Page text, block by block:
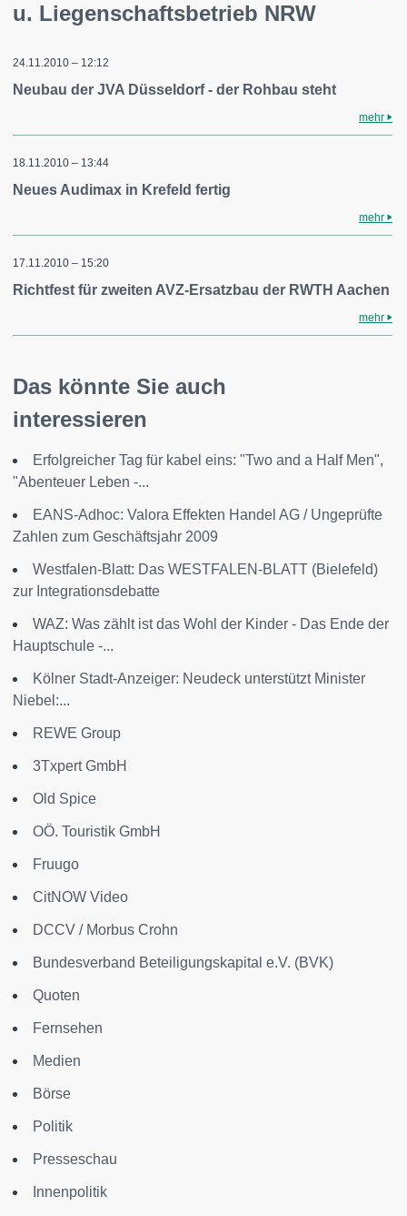
u. Liegenschaftsbetrieb NRW
24.11.2010 – 12:12
Neubau der JVA Düsseldorf - der Rohbau steht
mehr
18.11.2010 – 13:44
Neues Audimax in Krefeld fertig
mehr
17.11.2010 – 15:20
Richtfest für zweiten AVZ-Ersatzbau der RWTH Aachen
mehr
Das könnte Sie auch
interessieren
Erfolgreicher Tag für kabel eins: "Two and a Half Men",
"Abenteuer Leben -...
EANS-Adhoc: Valora Effekten Handel AG / Ungeprüfte
Zahlen zum Geschäftsjahr 2009
Westfalen-Blatt: Das WESTFALEN-BLATT (Bielefeld)
zur Integrationsdebatte
WAZ: Was zählt ist das Wohl der Kinder - Das Ende der
Hauptschule -...
Kölner Stadt-Anzeiger: Neudeck unterstützt Minister
Niebel:...
REWE Group
3Txpert GmbH
Old Spice
OÖ. Touristik GmbH
Fruugo
CitNOW Video
DCCV / Morbus Crohn
Bundesverband Beteiligungskapital e.V. (BVK)
Quoten
Fernsehen
Medien
Börse
Politik
Presseschau
Innenpolitik